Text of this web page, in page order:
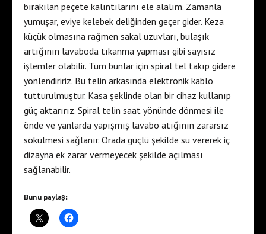
bırakılan peçete kalıntılarını ele alalım. Zamanla
yumuşar, eviye kelebek deliğinden geçer gider. Keza
küçük olmasına rağmen sakal uzuvları, bulaşık
artığının lavaboda tıkanma yapması gibi sayısız
işlemler olabilir. Tüm bunlar için spiral tel takıp gidere
yönlendiririz. Bu telin arkasında elektronik kablo
tutturulmuştur. Kasa şeklinde olan bir cihaz kullanıp
güç aktarırız. Spiral telin saat yönünde dönmesi ile
önde ve yanlarda yapışmış lavabo atığının zararsız
sökülmesi sağlanır. Orada güçlü şekilde su vererek iç
dizayna ek zarar vermeyecek şekilde açılması
sağlanabilir.
Bunu paylaş: